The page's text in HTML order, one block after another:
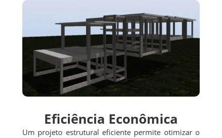
Eficiência Econômica
Um projeto estrutural eficiente permite otimizar o